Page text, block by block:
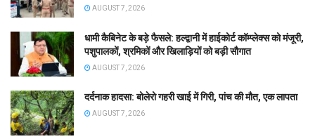
AUGUST 7, 2026
धामी कैबिनेट के बड़े फैसले: हल्द्वानी में हाईकोर्ट कॉम्प्लेक्स को मंजूरी,
पशुपालकों, श्रमिकों और खिलाड़ियों को बड़ी सौगात
AUGUST 7, 2026
दर्दनाक हादसा: बोलेरो गहरी खाई में गिरी, पांच की मौत, एक लापता
AUGUST 7, 2026